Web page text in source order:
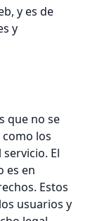
y es de
y
que no se
los
El
es en
Estos
usuarios y